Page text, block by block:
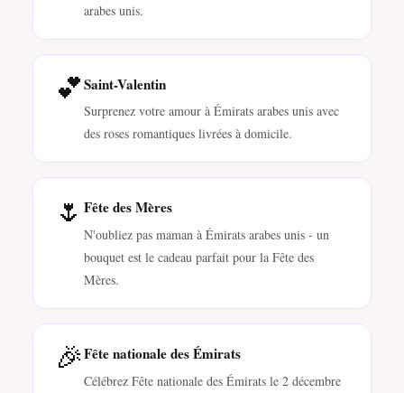
arabes unis.
💕Saint-Valentin
Surprenez votre amour à Émirats arabes unis avec
des roses romantiques livrées à domicile.
🌷 Fête des Mères
N'oubliez pas maman à Émirats arabes unis - un
bouquet est le cadeau parfait pour la Fête des
Mères.
🎉Fête nationale des Émirats
Célébrez Fête nationale des Émirats le 2 décembre